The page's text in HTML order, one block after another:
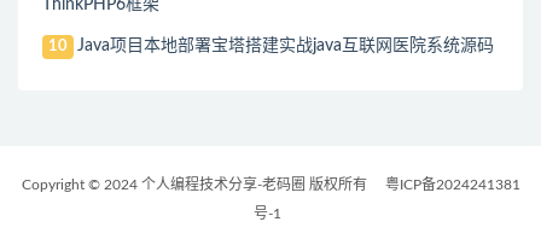
ThinkPHP6框架
10 Java项目本地部署宝塔搭建实战java互联网医院系统源码
Copyright © 2024 个人编程技术分享-老码圈 版权所有
粤ICP备2024241381
号-1